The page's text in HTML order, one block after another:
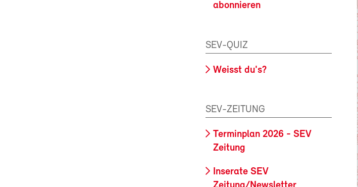
abonnieren
SEV-QUIZ
Weisst du's?
SEV-ZEITUNG
Terminplan 2026 - SEV
Zeitung
Inserate SEV